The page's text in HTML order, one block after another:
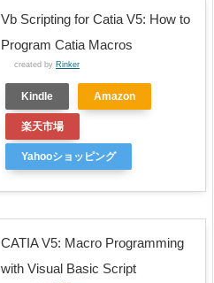
Vb Scripting for Catia V5: How to
Program Catia Macros
created by Rinker
Kindle Amazon
楽天市場
Yahooショッピング
CATIA V5: Macro Programming
with Visual Basic Script